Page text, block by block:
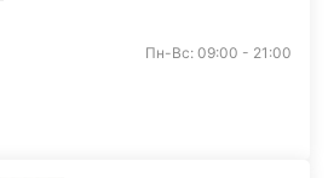
Пн-Вс: 09:00 - 21:00